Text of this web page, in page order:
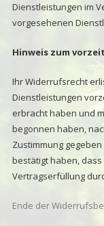
Dienstleistungen im
vorgesehenen
Hinweis zum
Ihr Widerrufsrecht
Dienstleistungen
erbracht haben und
begonnen haben,
Zustimmung
bestätigt haben,
Vertragserfüllung
Ende der